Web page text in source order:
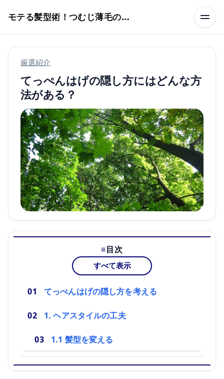
モテる髪型術！つむじ薄毛の隠し方
厳選紹介
てっぺんはげの隠し方にはどんな方
法がある？
目次
すべて表示
てっぺんはげの隠し方を考える
1. ヘアスタイルの工夫
1.1 髪型を変える